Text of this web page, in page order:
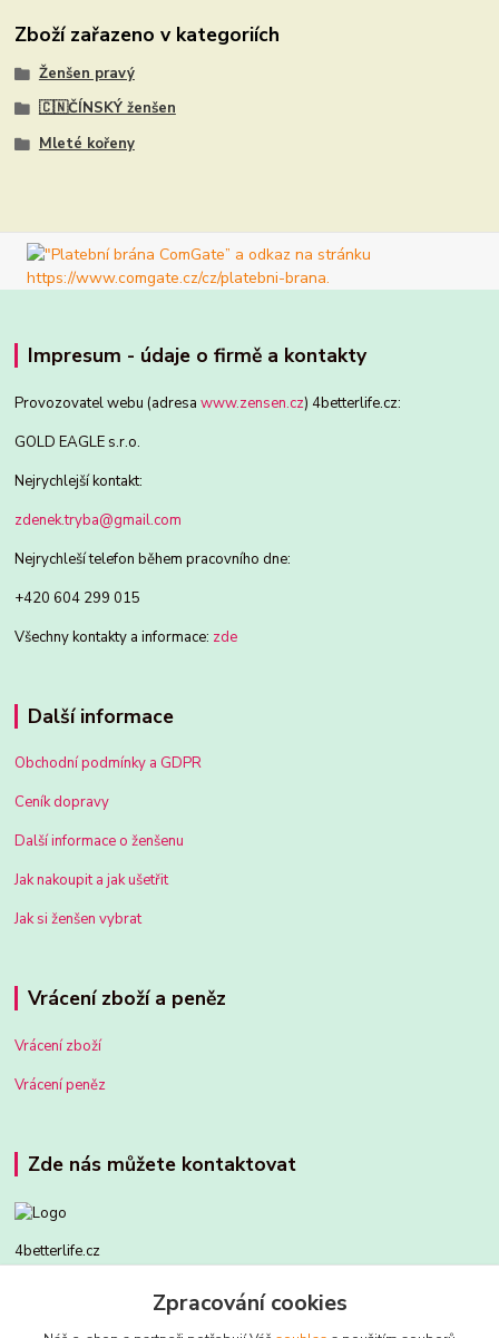
Zboží zařazeno v kategoriích
Ženšen pravý
🇨🇳ČÍNSKÝ ženšen
Mleté kořeny
Impresum - údaje o firmě a kontakty
Provozovatel webu (adresawww.zensen.cz) 4betterlife.cz:
GOLD EAGLE s.r.o.
Nejrychlejší kontakt:
zdenek.tryba@gmail.com
Nejrychleší telefon během pracovního dne:
+420 604 299 015
Všechny kontakty a informace: zde
Další informace
Obchodní podmínky a GDPR
Ceník dopravy
Další informace o ženšenu
Jak nakoupit a jak ušetřit
Jak si ženšen vybrat
Vrácení zboží a peněz
Vrácení zboží
Vrácení peněz
Zde nás můžete kontaktovat
4betterlife.cz
Zpracování cookies